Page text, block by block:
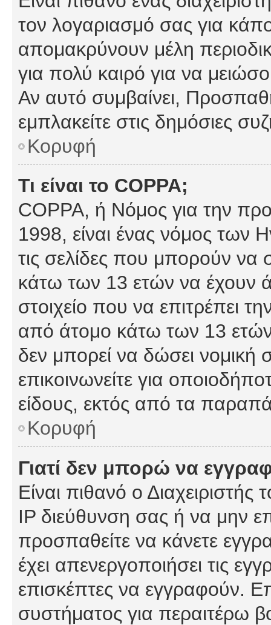
τον λογαριασμό σας για
απομακρύνουν μέλη
για πολύ καιρό για να
Αν αυτό συμβαίνει,
εμπλακείτε στις δημόσιες
Κορυφή
Τι είναι το COPPA;
COPPA, ή Νόμος για την
1998, είναι ένας νόμος των
τις σελίδες που μπορούν να
κάτω των 13 ετών να έχουν
στοιχείο που να επιτρέπει
από άτομο κάτω των 13
δεν μπορεί να δώσει νομική
επικοινωνείτε για
είδους, εκτός από τα
Κορυφή
Γιατί δεν μπορώ να
Είναι πιθανό ο
IP διεύθυνση σας ή να μην
προσπαθείτε να κάνετε
έχει απενεργοποιήσει τις
επισκέπτες να εγγραφούν.
συστήματος για περαιτέρω